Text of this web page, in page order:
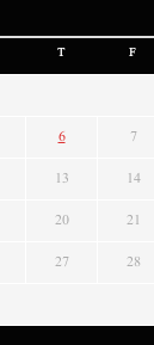
T F
6 7
13 14
20 21
27 28